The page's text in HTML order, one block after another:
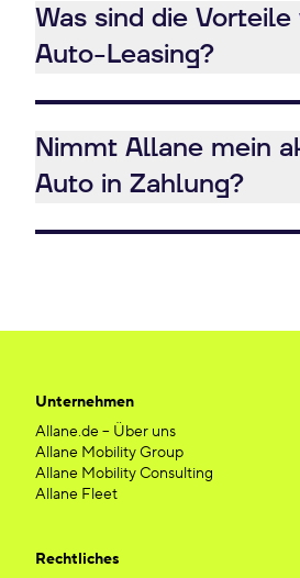
Was sind die Vorteile
Auto-Leasing?
Nimmt Allane mein
Auto in Zahlung?
Unternehmen
Allane.de – Über uns
Allane Mobility Group
Allane Mobility Consulting
Allane Fleet
Rechtliches